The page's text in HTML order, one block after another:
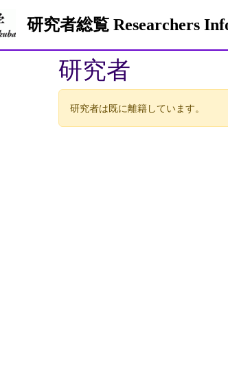
研究者総覧 Researchers
研究者
研究者は既に離籍しています。